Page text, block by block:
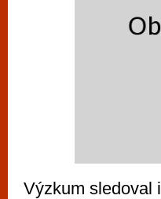
Výzkum sledoval